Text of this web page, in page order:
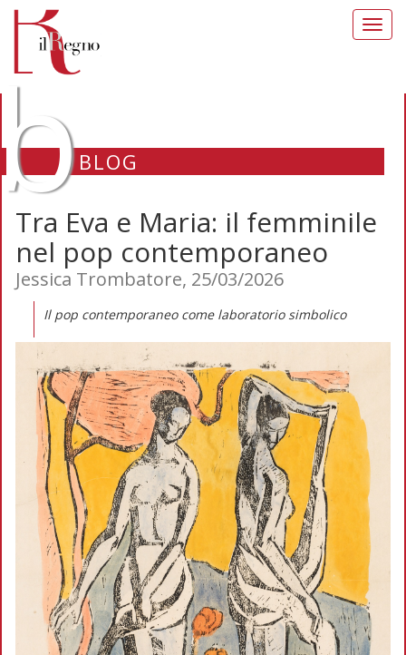
BLOG
Tra Eva e Maria: il femminile
nel pop contemporaneo
Jessica Trombatore, 25/03/2026
Il pop contemporaneo come laboratorio simbolico